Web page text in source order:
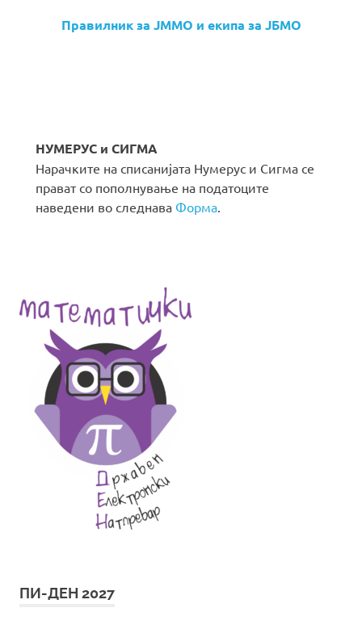
Правилник за ЈММО и екипа за ЈБМО
НУМЕРУС и СИГМА
Нарачките на списанијата Нумерус и Сигма се
прават со пополнување на податоците
наведени во следнава Форма.
ПИ-ДЕН 2027